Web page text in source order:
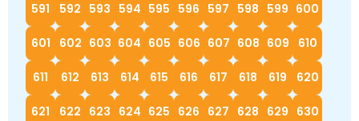
591 592 593 594 595 596 597 598 599 600
601 602 603 604 605 606 607 608 609 610
611 612 613 614 615 616 617 618 619 620
621 622 623 624 625 626 627 628 629 630